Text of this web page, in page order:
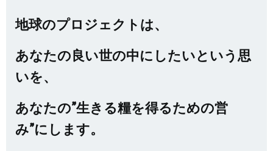
地球のプロジェクトは、
あなたの良い世の中にしたいという思
いを、
あなたの”生きる糧を得るための営
み”にします。